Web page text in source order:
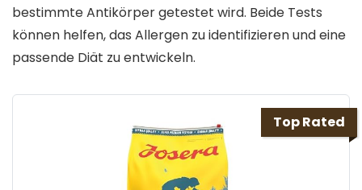
bestimmte Antikörper getestet wird. Beide Tests
können helfen, das Allergen zu identifizieren und eine
passende Diät zu entwickeln.
Top Rated